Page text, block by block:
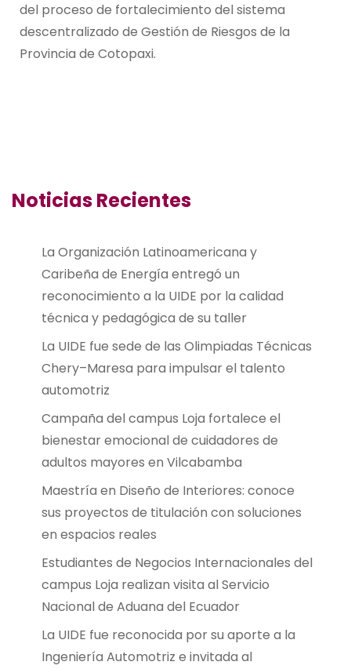
del proceso de fortalecimiento del sistema
descentralizado de Gestión de Riesgos de la
Provincia de Cotopaxi.
Noticias Recientes
La Organización Latinoamericana y
Caribeña de Energía entregó un
reconocimiento a la UIDE por la calidad
técnica y pedagógica de su taller
La UIDE fue sede de las Olimpiadas Técnicas
Chery–Maresa para impulsar el talento
automotriz
Campaña del campus Loja fortalece el
bienestar emocional de cuidadores de
adultos mayores en Vilcabamba
Maestría en Diseño de Interiores: conoce
sus proyectos de titulación con soluciones
en espacios reales
Estudiantes de Negocios Internacionales del
campus Loja realizan visita al Servicio
Nacional de Aduana del Ecuador
La UIDE fue reconocida por su aporte a la
Ingeniería Automotriz e invitada al